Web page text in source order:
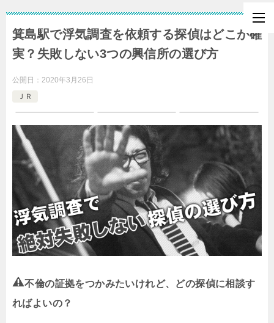
箕島駅で浮気調査を依頼する探偵はどこが確
実？失敗しない3つの興信所の選び方
公開日： 2020年3月26日
ＪＲ
不倫の証拠をつかみたいけれど、どの探偵に相談す
ればよいの？